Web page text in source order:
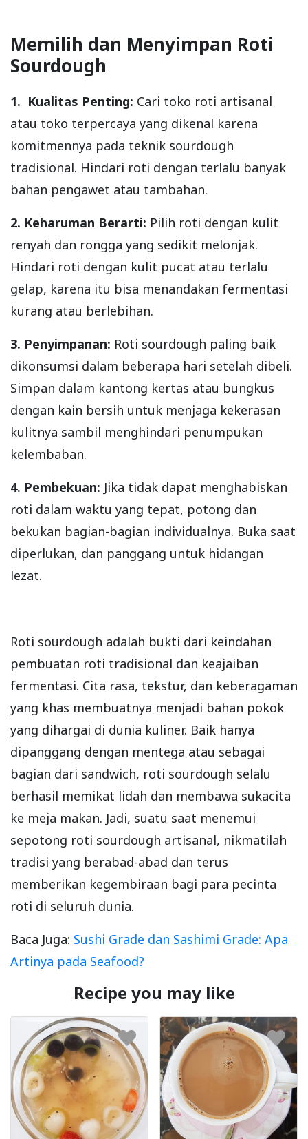
Memilih dan Menyimpan Roti
Sourdough
1. Kualitas Penting: Cari toko roti artisanal
atau toko terpercaya yang dikenal karena
komitmennya pada teknik sourdough
tradisional. Hindari roti dengan terlalu banyak
bahan pengawet atau tambahan.
2. Keharuman Berarti: Pilih roti dengan kulit
renyah dan rongga yang sedikit melonjak.
Hindari roti dengan kulit pucat atau terlalu
gelap, karena itu bisa menandakan fermentasi
kurang atau berlebihan.
3. Penyimpanan: Roti sourdough paling baik
dikonsumsi dalam beberapa hari setelah dibeli.
Simpan dalam kantong kertas atau bungkus
dengan kain bersih untuk menjaga kekerasan
kulitnya sambil menghindari penumpukan
kelembaban.
4. Pembekuan: Jika tidak dapat menghabiskan
roti dalam waktu yang tepat, potong dan
bekukan bagian-bagian individualnya. Buka saat
diperlukan, dan panggang untuk hidangan
lezat.
Roti sourdough adalah bukti dari keindahan
pembuatan roti tradisional dan keajaiban
fermentasi. Cita rasa, tekstur, dan keberagaman
yang khas membuatnya menjadi bahan pokok
yang dihargai di dunia kuliner. Baik hanya
dipanggang dengan mentega atau sebagai
bagian dari sandwich, roti sourdough selalu
berhasil memikat lidah dan membawa sukacita
ke meja makan. Jadi, suatu saat menemui
sepotong roti sourdough artisanal, nikmatilah
tradisi yang berabad-abad dan terus
memberikan kegembiraan bagi para pecinta
roti di seluruh dunia.
Baca Juga: Sushi Grade dan Sashimi Grade: Apa
Artinya pada Seafood?
Recipe you may like